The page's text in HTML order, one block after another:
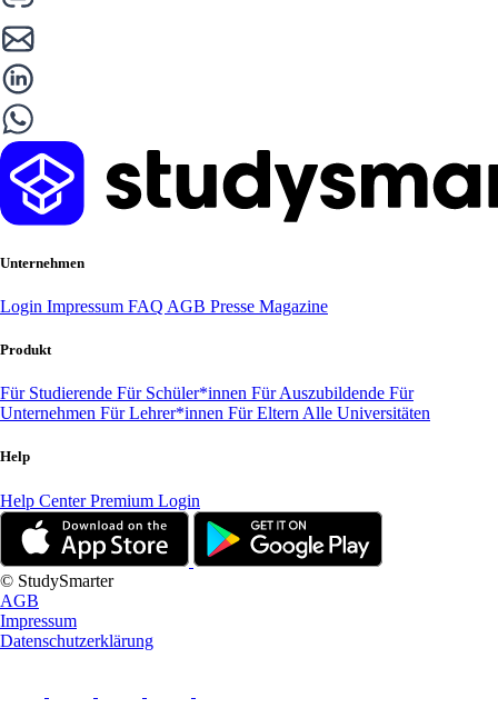
Unternehmen
Login Impressum FAQ AGB Presse Magazine
Produkt
Für Studierende Für Schüler*innen Für Auszubildende Für
Unternehmen Für Lehrer*innen Für Eltern Alle Universitäten
Help
Help CenterPremium Login
© StudySmarter
AGB
Impressum
Datenschutzerklärung